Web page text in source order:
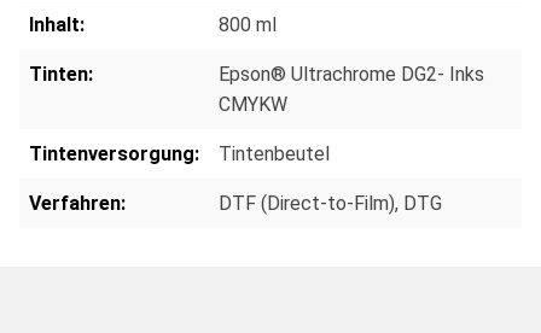
Inhalt: 800 ml
Tinten:
Epson® Ultrachrome DG2- Inks
CMYKW
Tintenversorgung: Tintenbeutel
Verfahren: DTF (Direct-to-Film), DTG